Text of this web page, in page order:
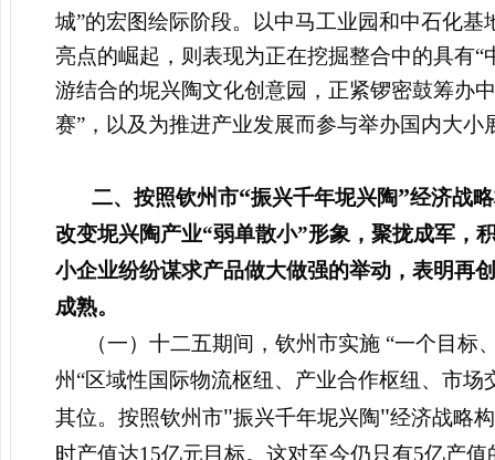
城”的宏图绘际阶段。以中马工业园和中石化
亮点的崛起，则表现为正在挖掘整合中的具有
游结合的坭兴陶文化创意园，正紧锣密鼓筹办
赛”，以及为推进产业发展而参与举办国内大小
二、 按照钦州市“振兴千年坭兴陶”经济战
改变坭兴陶产业“弱单散小”形象，聚拢成军，
小企业纷纷谋求产品做大做强的举动，表明再
成熟。
（一）十二五期间，钦州市实施 “一个目标
州“区域性国际物流枢纽、产业合作枢纽、市
其位。按照钦州市"振兴千年坭兴陶"经济战略
时产值达15亿元目标。这对至今仍只有5亿产